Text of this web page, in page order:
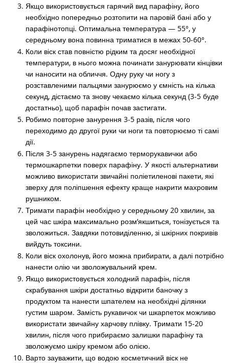
Якщо використовується гарячий вид парафіну, його
необхідно попередньо розтопити на паровій бані або у
парафінотопці. Оптимальна температура — 55°, у
середньому вона повинна триматися в межах 50-60°.
Коли віск став повністю рідким та досяг необхідної
температури, в нього можна починати занурювати кінцівки
чи наносити на обличчя. Одну руку чи ногу з
розставленими пальцями занурюємо у ємність на кілька
секунд, дістаємо та знову чекаємо кілька секунд (3-5 буде
достатньо), щоб парафін почав застигати.
Робимо повторне занурення 3-5 разів, після чого
переходимо до другої руки чи ноги та повторюємо ті самі
дії.
Після 3-5 занурень надягаємо терморукавички або
термошкарпетки поверх парафіну. У якості альтернативи
можливо використати звичайні поліетиленові пакети, які
зверху для поліпшення ефекту краще накрити махровим
рушником.
Тримати парафін необхідно у середньому 20 хвилин, за
цей час шкіра максимально розм’якшиться, тонізується та
зволожиться. Завдяки потовиділенню, зі шкірних покривів
вийдуть токсини.
Коли віск охолонув, його можна прибирати, а далі потрібно
нанести олію чи зволожувальний крем.
Якщо використовується холодний парафін, після
скрабування шкіри достатньо відкрити баночку з
продуктом та нанести шпателем на необхідні ділянки
густим шаром. Замість рукавичок чи шкарпеток можливо
використати звичайну харчову плівку. Тримати 15-20
хвилин, після чого прибираємо залишки парафіну та
зволожуємо шкіру кремом або олією.
Варто зауважити, що водою косметичний віск не